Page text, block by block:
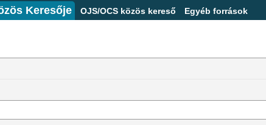
Keresője OJS/OCS közös kereső Egyéb források